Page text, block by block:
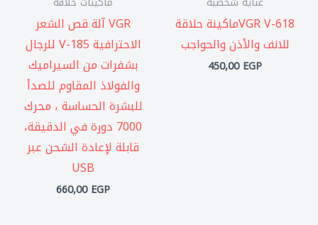
VGR V-618ماكينة حلاقة
للانف والأذن والحواجب
450,00EGP
VGR آلة قص الشعر
الاحترافية V-185 للرجال
بشفرات من السيراميك
والفولاذ المقاوم للصدأ
للبشرة الحساسة ، محرك
7000 دورة في الدقيقة،
قابلة لإعادة الشحن عبر
USB
660,00EGP